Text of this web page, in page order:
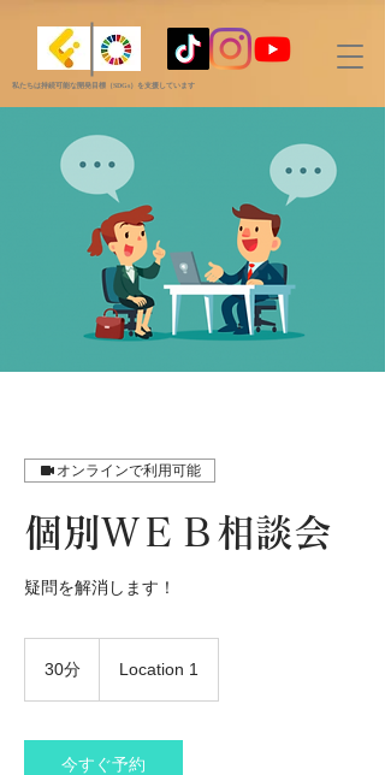
私たちは持続可能な開発目標（SDGs）を支援しています
オンラインで利用可能
個別ＷＥＢ相談会
疑問を解消します！
30分 Location 1
今すぐ予約